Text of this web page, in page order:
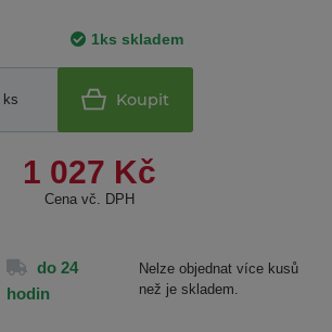
1ks skladem
ks Koupit
1 027 Kč
Cena vč. DPH
do 24
hodin
Nelze objednat více kusů
než je skladem.